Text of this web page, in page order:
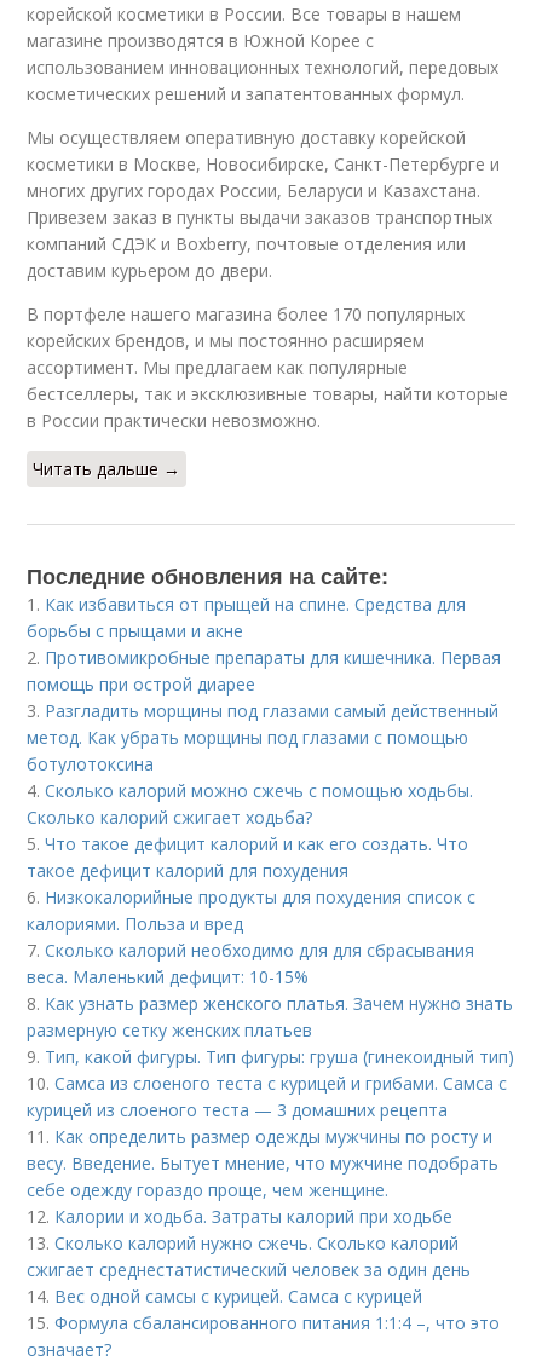
корейской косметики в России. Все товары в нашем
магазине производятся в Южной Корее с
использованием инновационных технологий, передовых
косметических решений и запатентованных формул.
Мы осуществляем оперативную доставку корейской
косметики в Москве, Новосибирске, Санкт-Петербурге и
многих других городах России, Беларуси и Казахстана.
Привезем заказ в пункты выдачи заказов транспортных
компаний СДЭК и Boxberry, почтовые отделения или
доставим курьером до двери.
В портфеле нашего магазина более 170 популярных
корейских брендов, и мы постоянно расширяем
ассортимент. Мы предлагаем как популярные
бестселлеры, так и эксклюзивные товары, найти которые
в России практически невозможно.
Читать дальше →
Последние обновления на сайте:
1. Как избавиться от прыщей на спине. Средства для
борьбы с прыщами и акне
2. Противомикробные препараты для кишечника. Первая
помощь при острой диарее
3. Разгладить морщины под глазами самый действенный
метод. Как убрать морщины под глазами с помощью
ботулотоксина
4.Сколько калорий можно сжечь с помощью ходьбы.
Сколько калорий сжигает ходьба?
5.Что такое дефицит калорий и как его создать. Что
такое дефицит калорий для похудения
6. Низкокалорийные продукты для похудения список с
калориями. Польза и вред
7.Сколько калорий необходимо для для сбрасывания
веса. Маленький дефицит: 10-15%
8. Как узнать размер женского платья. Зачем нужно знать
размерную сетку женских платьев
9. Тип, какой фигуры. Тип фигуры: груша (гинекоидный тип)
10.Самса из слоеного теста с курицей и грибами. Самса с
курицей из слоеного теста — 3 домашних рецепта
11. Как определить размер одежды мужчины по росту и
весу. Введение. Бытует мнение, что мужчине подобрать
себе одежду гораздо проще, чем женщине.
12. Калории и ходьба. Затраты калорий при ходьбе
13.Сколько калорий нужно сжечь. Сколько калорий
сжигает среднестатистический человек за один день
14. Вес одной самсы с курицей. Самса с курицей
15.Формула сбалансированного питания 1:1:4 –, что это
означает?